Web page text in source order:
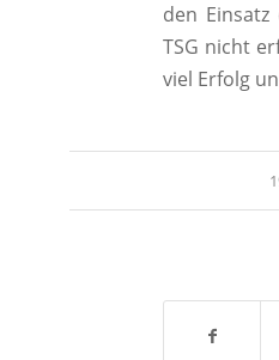
den
TSG nicht
viel Erfolg